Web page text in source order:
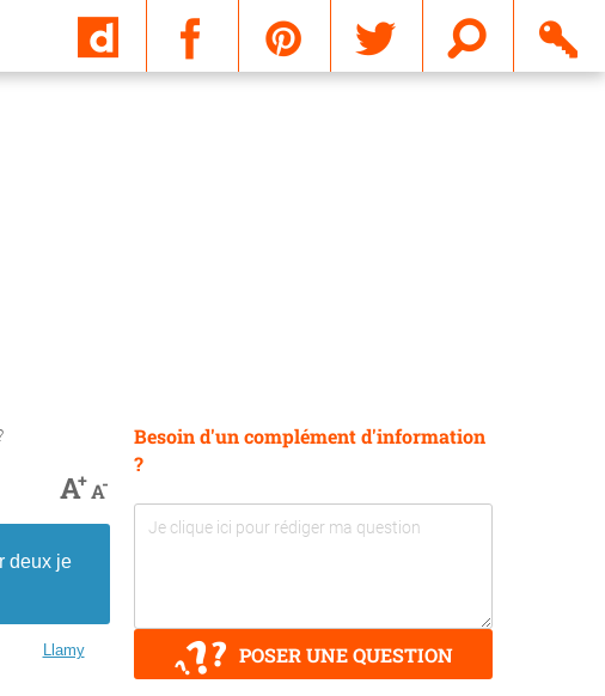
A+A-
deux je
Llamy
Besoin d'un complément d'information
?
POSER UNE QUESTION